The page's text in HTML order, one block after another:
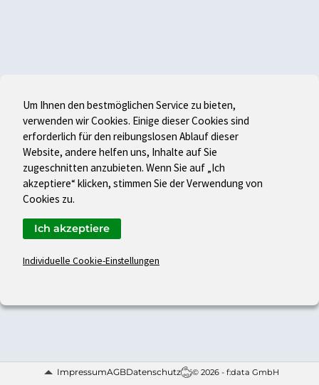
ImpressumAGBDatenschutz © 2026 - f:data GmbH
Um Ihnen den bestmöglichen Service zu bieten,
verwenden wir Cookies. Einige dieser Cookies sind
erforderlich für den reibungslosen Ablauf dieser
Website, andere helfen uns, Inhalte auf Sie
zugeschnitten anzubieten. Wenn Sie auf „Ich
akzeptiere“ klicken, stimmen Sie der Verwendung von
Cookies zu.
Individuelle Cookie-Einstellungen
Ich akzeptiere